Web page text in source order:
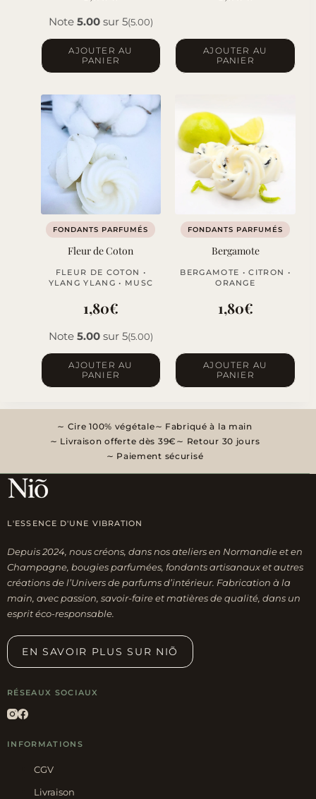
Note 5.00sur 5(5.00)
AJOUTER AU
PANIER
AJOUTER AU
PANIER
FONDANTS PARFUMÉS
Fleur de Coton
FLEUR DE COTON •
YLANG YLANG • MUSC
1,80€
Note 5.00sur 5(5.00)
AJOUTER AU
PANIER
FONDANTS PARFUMÉS
Bergamote
BERGAMOTE • CITRON •
ORANGE
1,80€
AJOUTER AU
PANIER
Cire 100% végétale
Fabriqué à la main
Livraison offerte dès 39€
Retour 30 jours
Paiement sécurisé
L'ESSENCE D'UNE VIBRATION
Depuis 2024, nous créons, dans nos ateliers en Normandie et en
Champagne, bougies parfumées, fondants artisanaux et autres
créations de l’Univers de parfums d’intérieur. Fabrication à la
main, avec passion, savoir-faire et matières de qualité, dans un
esprit éco-responsable.
EN SAVOIR PLUS SUR NIÕ
RÉSEAUX SOCIAUX
INFORMATIONS
CGV
Livraison